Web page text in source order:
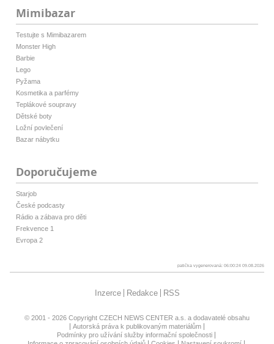
Mimibazar
Testujte s Mimibazarem
Monster High
Barbie
Lego
Pyžama
Kosmetika a parfémy
Teplákové soupravy
Dětské boty
Ložní povlečení
Bazar nábytku
Doporučujeme
Starjob
České podcasty
Rádio a zábava pro děti
Frekvence 1
Evropa 2
patička vygenerovaná: 06:00:24 09.08.2026
Inzerce Redakce RSS
© 2001 - 2026 Copyright CZECH NEWS CENTER a.s. a dodavatelé obsahu
Autorská práva k publikovaným materiálům
Podmínky pro užívání služby informační společnosti